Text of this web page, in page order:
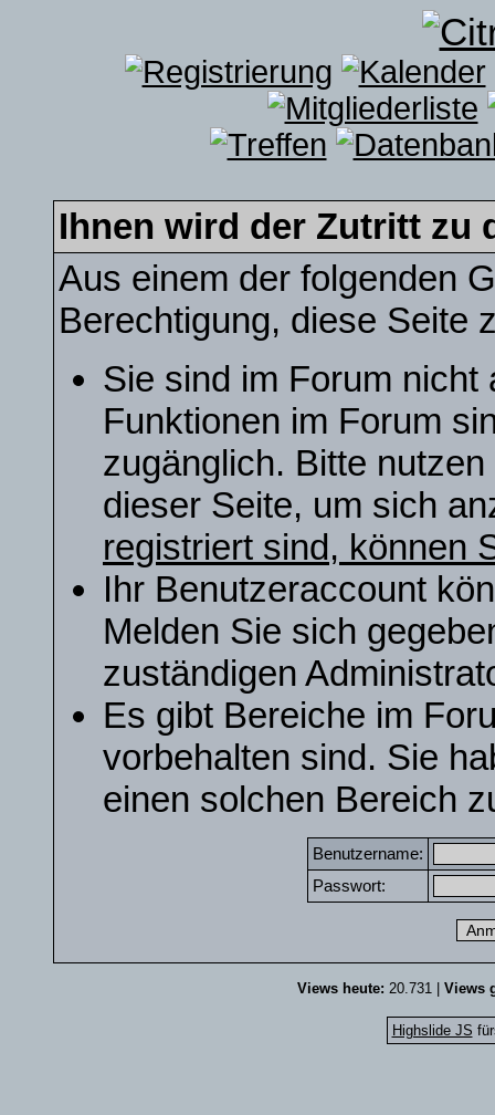
Ihnen wird der Zutritt zu
Aus einem der folgenden
Berechtigung, diese Seite
Sie sind im Forum nicht
Funktionen im Forum
zugänglich. Bitte
dieser Seite, um sich
registriert sind, können
Ihr Benutzeraccount
Melden Sie sich
zuständigen
Es gibt Bereiche im
vorbehalten sind. Sie
einen solchen Bereich
Benutzername:
Passwort:
Views heute: 20.731 | Views
Highslide JS